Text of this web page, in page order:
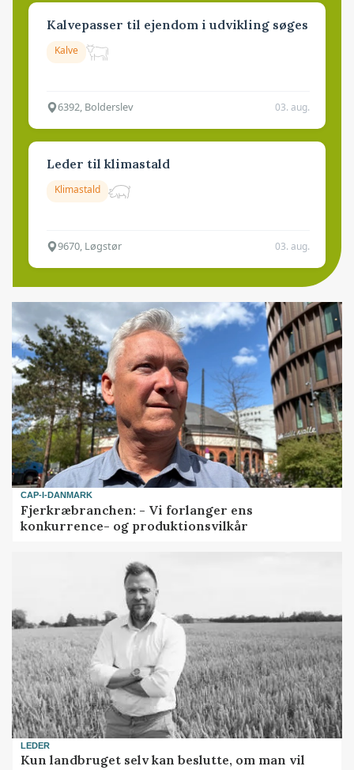
Kalvepasser til ejendom i udvikling søges
Kalve
6392, Bolderslev 03. aug.
Leder til klimastald
Klimastald
9670, Løgstør 03. aug.
CAP-I-DANMARK
Fjerkræbranchen: - Vi forlanger ens
konkurrence- og produktionsvilkår
LEDER
Kun landbruget selv kan beslutte, om man vil